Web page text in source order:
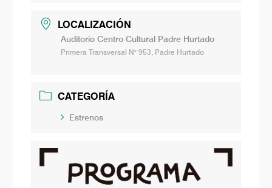
LOCALIZACIÓN
Auditorio Centro Cultural Padre Hurtado
Primera Transversal N° 953, Padre Hurtado
CATEGORÍA
Estrenos